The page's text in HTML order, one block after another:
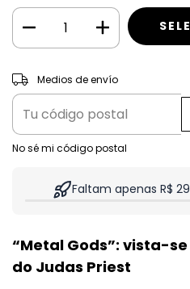
Entregas para el CP:
Medios de envío
No sé mi código postal
Faltam apenas R$
“Metal Gods”: vista-
do Judas Priest